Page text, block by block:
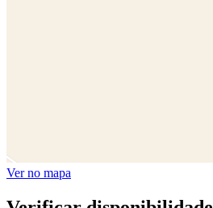
Ver no mapa